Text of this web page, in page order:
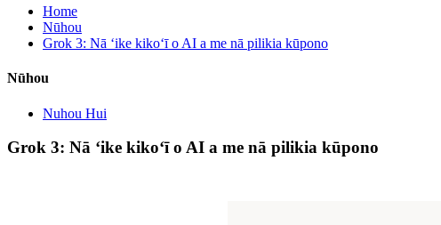
Home
Nūhou
Grok 3: Nā ʻike kikoʻī o AI a me nā pilikia kūpono
Nūhou
Nuhou Hui
Grok 3: Nā ʻike kikoʻī o AI a me nā pilikia kūpono